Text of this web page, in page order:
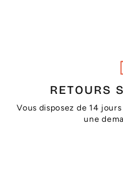
RETOURS
Vous disposez de 14
une